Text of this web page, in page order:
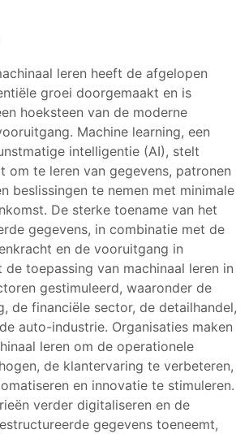
leren heeft de afgelopen
groei doorgemaakt en is
hoeksteen van de moderne
Machine learning, een
intelligentie (AI), stelt
om te leren van gegevens, patronen
beslissingen te nemen met minimale
De sterke toename van het
gegevens, in combinatie met de
en de vooruitgang in
de toepassing van machinaal leren in
gestimuleerd, waaronder de
de financiële sector, de detailhandel,
auto-industrie. Organisaties maken
leren om de operationele
de klantervaring te verbeteren,
en innovatie te stimuleren.
verder digitaliseren en de
gegevens toeneemt,